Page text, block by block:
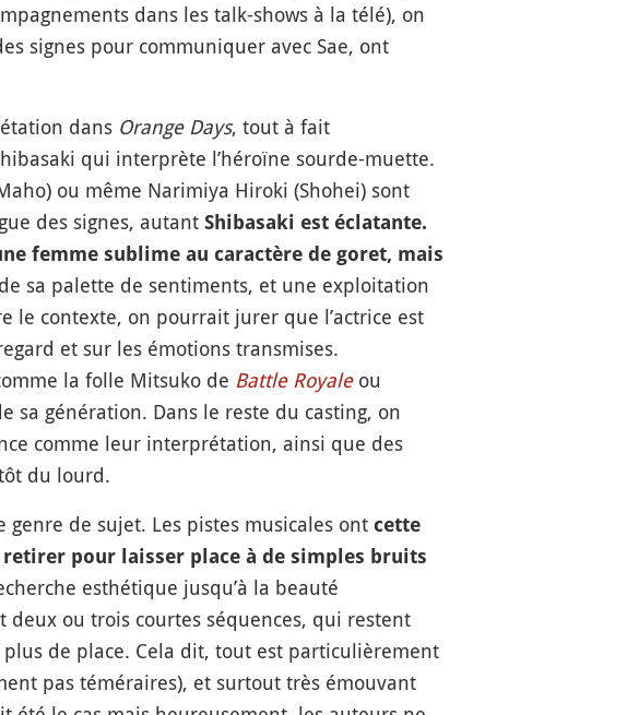
dans les talk-shows à la télé), on
signes pour communiquer avec Sae, ont
dans Orange Days, tout à fait
qui interprète l’héroïne sourde-muette.
ou même Narimiya Hiroki (Shohei) sont
des signes, autant Shibasaki est éclatante.
femme sublime au caractère de goret, mais
sa palette de sentiments, et une exploitation
le contexte, on pourrait jurer que l’actrice est
et sur les émotions transmises.
la folle Mitsuko de Battle Royaleou
sa génération. Dans le reste du casting, on
comme leur interprétation, ainsi que des
du lourd.
de sujet. Les pistes musicales ont cette
pour laisser place à de simples bruits
esthétique jusqu’à la beauté
ou trois courtes séquences, qui restent
de place. Cela dit, tout est particulièrement
pas téméraires), et surtout très émouvant